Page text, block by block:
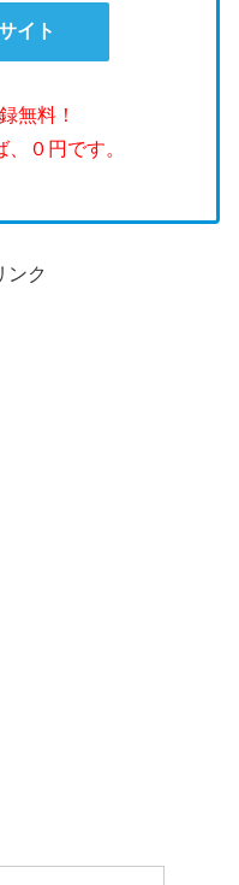
イト
無料！
０円です。
ンク